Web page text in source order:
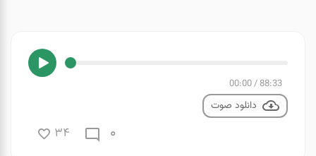
88:33
/
00:00
دانلود صوت
0
34